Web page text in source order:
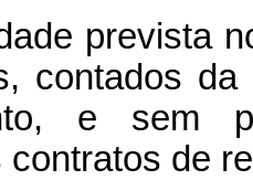
prevista
contados
e sem
de